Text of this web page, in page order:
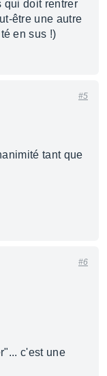
qui doit rentrer
être une autre
en sus !)
#5
tant que
#6
c'est une